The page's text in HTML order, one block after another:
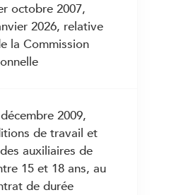
la prise en charge
atteint dans sa
la prise en charge
octobre 2007,
2026, relative
la Commission
2009,
de travail et
auxiliaires de
15 et 18 ans, au
de durée